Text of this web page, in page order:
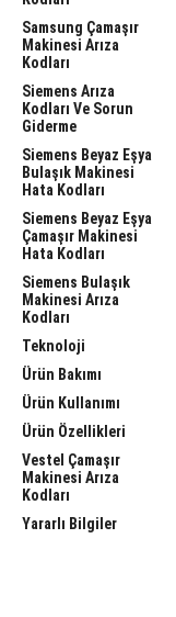
Samsung Çamaşır
Makinesi Arıza
Kodları
Siemens Arıza
Kodları Ve Sorun
Giderme
Siemens Beyaz Eşya
Bulaşık Makinesi
Hata Kodları
Siemens Beyaz Eşya
Çamaşır Makinesi
Hata Kodları
Siemens Bulaşık
Makinesi Arıza
Kodları
Teknoloji
Ürün Bakımı
Ürün Kullanımı
Ürün Özellikleri
Vestel Çamaşır
Makinesi Arıza
Kodları
Yararlı Bilgiler